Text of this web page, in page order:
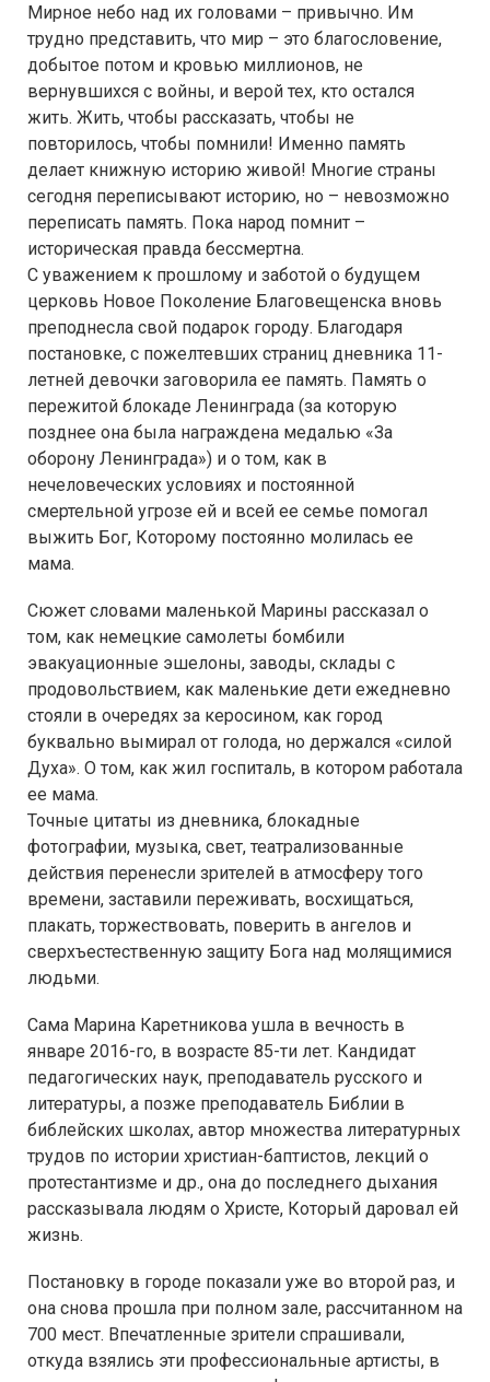
Мирное небо над их головами – привычно. Им
трудно представить, что мир – это благословение,
добытое потом и кровью миллионов, не
вернувшихся с войны, и верой тех, кто остался
жить. Жить, чтобы рассказать, чтобы не
повторилось, чтобы помнили! Именно память
делает книжную историю живой! Многие страны
сегодня переписывают историю, но – невозможно
переписать память. Пока народ помнит –
историческая правда бессмертна.
С уважением к прошлому и заботой о будущем
церковь Новое Поколение Благовещенска вновь
преподнесла свой подарок городу. Благодаря
постановке, с пожелтевших страниц дневника 11-
летней девочки заговорила ее память. Память о
пережитой блокаде Ленинграда (за которую
позднее она была награждена медалью «За
оборону Ленинграда») и о том, как в
нечеловеческих условиях и постоянной
смертельной угрозе ей и всей ее семье помогал
выжить Бог, Которому постоянно молилась ее
мама.
Сюжет словами маленькой Марины рассказал о
том, как немецкие самолеты бомбили
эвакуационные эшелоны, заводы, склады с
продовольствием, как маленькие дети ежедневно
стояли в очередях за керосином, как город
буквально вымирал от голода, но держался «силой
Духа». О том, как жил госпиталь, в котором работала
ее мама.
Точные цитаты из дневника, блокадные
фотографии, музыка, свет, театрализованные
действия перенесли зрителей в атмосферу того
времени, заставили переживать, восхищаться,
плакать, торжествовать, поверить в ангелов и
сверхъестественную защиту Бога над молящимися
людьми.
Сама Марина Каретникова ушла в вечность в
январе 2016-го, в возрасте 85-ти лет. Кандидат
педагогических наук, преподаватель русского и
литературы, а позже преподаватель Библии в
библейских школах, автор множества литературных
трудов по истории христиан-баптистов, лекций о
протестантизме и др., она до последнего дыхания
рассказывала людям о Христе, Который даровал ей
жизнь.
Постановку в городе показали уже во второй раз, и
она снова прошла при полном зале, рассчитанном на
700 мест. Впечатленные зрители спрашивали,
откуда взялись эти профессиональные артисты, в